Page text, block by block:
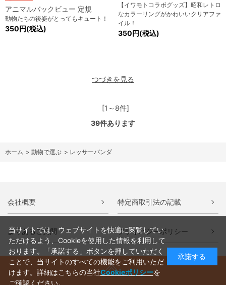
アニマルバックビュー 定規
動物たちの後姿がとってもキュート！
350円(税込)
【イワモトコラボグッズ】昭和レトロ
なカラーリングがかわいいクリアファ
イル！
350円(税込)
つづきを見る
[1～8件]
39件あります
ホーム > 動物で選ぶ > レッサーパンダ
会社概要 特定商取引法の記載
よくあるご質問 プライバシーポリシー
当サイトでは、ウェブサイトを快適に閲覧してい
ただけるよう、Cookieを使用した情報を利用して
おります。「承諾する」ボタンを押していただく
ことで、当サイトのすべての機能をご利用いただ
けます。詳細はこちらの当社Cookieポリシーを
ご確認ください。
承諾する